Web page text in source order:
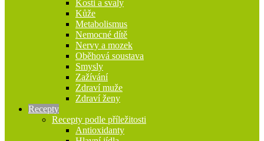
Kosti a svaly
Kůže
Metabolismus
Nemocné dítě
Nervy a mozek
Oběhová soustava
Smysly
Zažívání
Zdraví muže
Zdraví ženy
Recepty
Recepty podle příležitosti
Antioxidanty